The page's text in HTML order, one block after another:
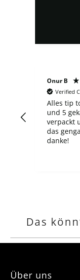
Verified Customer
Alles tip top, habe
und 5 gekauft, und
verpackt und
das gengar aus
Das
Über uns